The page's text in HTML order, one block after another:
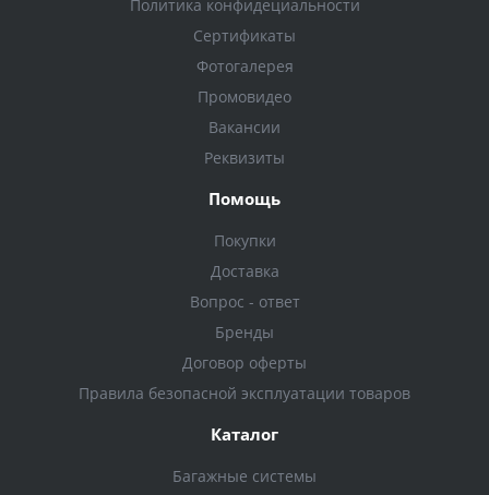
Политика конфидециальности
Сертификаты
Фотогалерея
Промовидео
Вакансии
Реквизиты
Помощь
Покупки
Доставка
Вопрос - ответ
Бренды
Договор оферты
Правила безопасной эксплуатации товаров
Каталог
Багажные системы